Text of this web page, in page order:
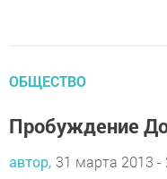
ОБЩЕСТВО
Пробуждение
автор, 31 марта 2013 -